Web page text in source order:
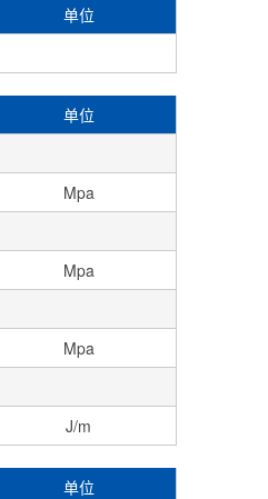
单位
单位
Mpa
Mpa
Mpa
J/m
单位